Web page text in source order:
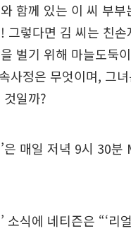
함께 있는 이 씨 부부
그렇다면 김 씨는 친
벌기 위해 마늘도둑
사정은 무엇이며, 그
일까?
은 매일 저녁 9시 30분
소식에 네티즌은 “‘리